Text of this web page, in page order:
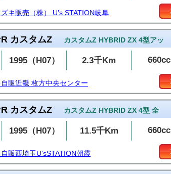
キ販売（株） U’s STATION岐阜
カスタムZ カスタムZ HYBRID ZX 4型アッ
1995（H07） 2.3千Km 660cc
販近畿 枚方中央センター
カスタムZ カスタムZ HYBRID ZX 4型 全
1995（H07） 11.5千Km 660cc
販西埼玉U’sSTATION朝霞